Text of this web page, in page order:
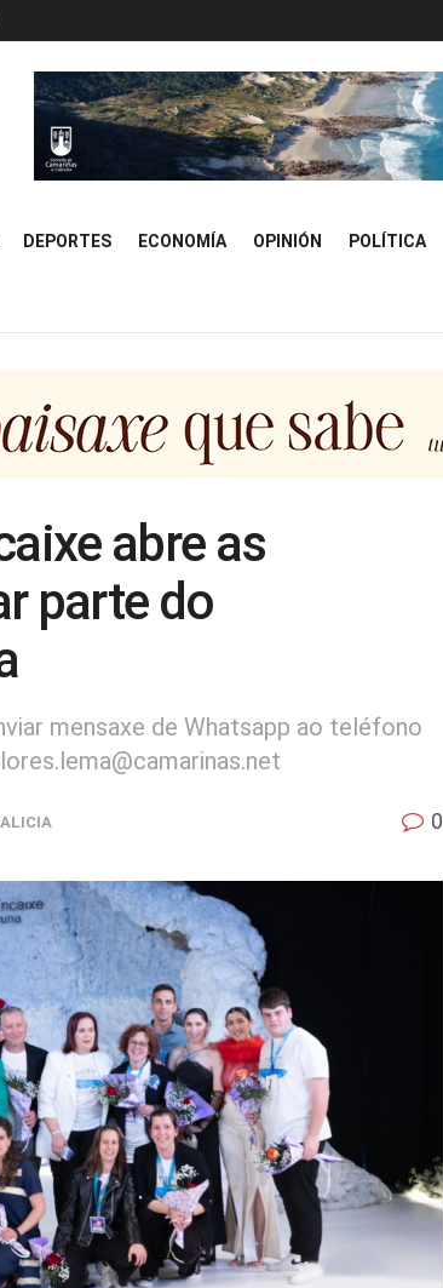
DEPORTES ECONOMÍA OPINIÓN POLÍTICA
abre as
parte do
mensaxe de Whatsapp ao teléfono
0